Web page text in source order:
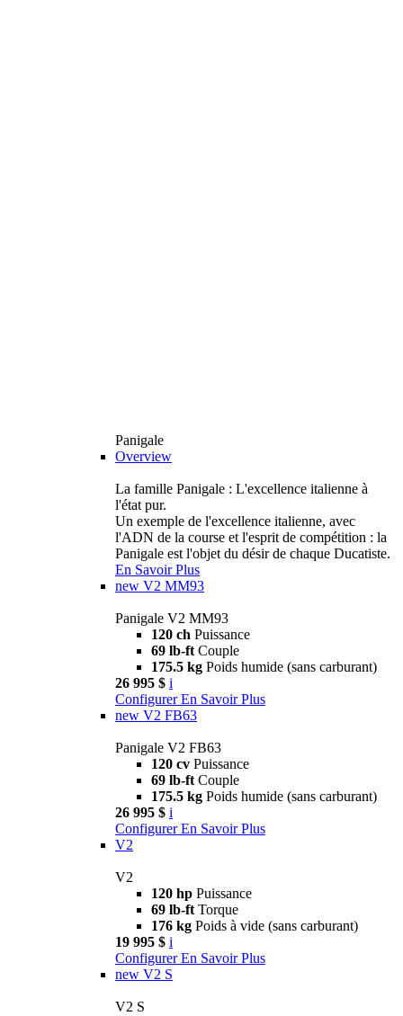
Panigale
Overview
La famille Panigale : L'excellence italienne à
l'état pur.
Un exemple de l'excellence italienne, avec
l'ADN de la course et l'esprit de compétition : la
Panigale est l'objet du désir de chaque Ducatiste.
En Savoir Plus
new V2 MM93
Panigale V2 MM93
120 ch Puissance
69 lb-ft Couple
175.5 kg Poids humide (sans carburant)
26 995 $ i
Configurer En Savoir Plus
new V2 FB63
Panigale V2 FB63
120 cv Puissance
69 lb-ft Couple
175.5 kg Poids humide (sans carburant)
26 995 $ i
Configurer En Savoir Plus
V2
V2
120 hp Puissance
69 lb-ft Torque
176 kg Poids à vide (sans carburant)
19 995 $ i
Configurer En Savoir Plus
new V2 S
V2 S